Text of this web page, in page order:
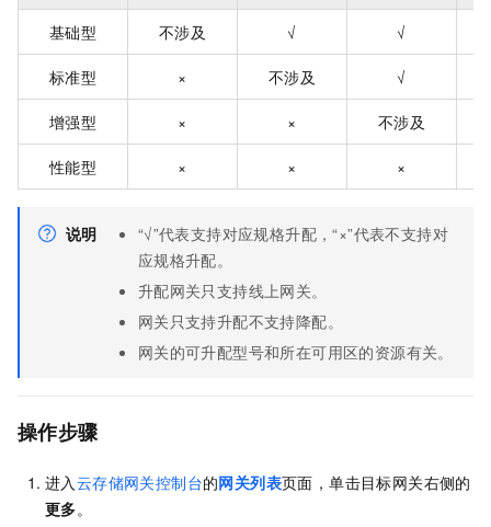
基础型 不涉及 √ √
标准型 × 不涉及 √
增强型 × × 不涉及
性能型 × × ×
说明
“√”代表支持对应规格升配，“×”代表不支持对
应规格升配。
升配网关只支持线上网关。
网关只支持升配不支持降配。
网关的可升配型号和所在可用区的资源有关。
操作步骤
进入云存储网关控制台的网关列表页面，单击目标网关右侧的
更多。